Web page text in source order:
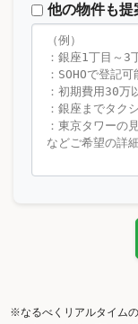
他の物件も提
※なるべくリアルタイム